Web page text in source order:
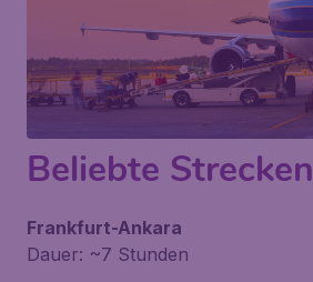
Beliebte Strecken
Frankfurt-Ankara
Dauer: ~7 Stunden